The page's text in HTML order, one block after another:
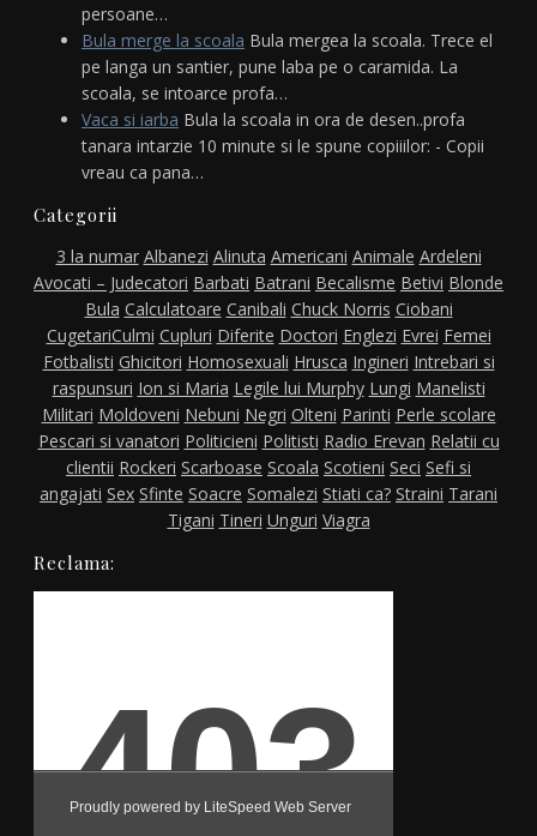
persoane…
Bula merge la scoala Bula mergea la scoala. Trece el
pe langa un santier, pune laba pe o caramida. La
scoala, se intoarce profa…
Vaca si iarba Bula la scoala in ora de desen..profa
tanara intarzie 10 minute si le spune copiiilor: - Copii
vreau ca pana…
Categorii
3 la numar Albanezi Alinuta Americani Animale Ardeleni
Avocati – Judecatori Barbati Batrani Becalisme Betivi Blonde
Bula Calculatoare Canibali Chuck Norris Ciobani
CugetariCulmi Cupluri Diferite Doctori Englezi Evrei Femei
Fotbalisti Ghicitori Homosexuali Hrusca Ingineri Intrebari si
raspunsuri Ion si Maria Legile lui Murphy Lungi Manelisti
Militari Moldoveni Nebuni Negri Olteni Parinti Perle scolare
Pescari si vanatori Politicieni Politisti Radio Erevan Relatii cu
clientii Rockeri Scarboase Scoala Scotieni Seci Sefi si
angajati Sex Sfinte Soacre Somalezi Stiati ca? Straini Tarani
Tigani Tineri Unguri Viagra
Reclama: